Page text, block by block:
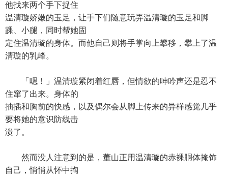
他找来两个手下捉住
温清璇娇嫩的玉足，让手下们随意玩弄温清璇的玉足和脚
踝、小腿，同时帮她固
定住温清璇的身体。而他自己则将手掌向上攀移，攀上了温
清璇的乳峰。
「嗯！」温清璇紧闭着红唇，但情欲的呻吟声还是忍不
住窜了出来。身体的
抽插和胸前的快感，以及偶尔会从脚上传来的异样感觉几乎
要将她的意识防线击
溃了。
然而没人注意到的是，董山正用温清璇的赤裸胴体掩饰
自己，悄悄从怀中掏